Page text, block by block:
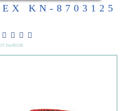
KN-8703125